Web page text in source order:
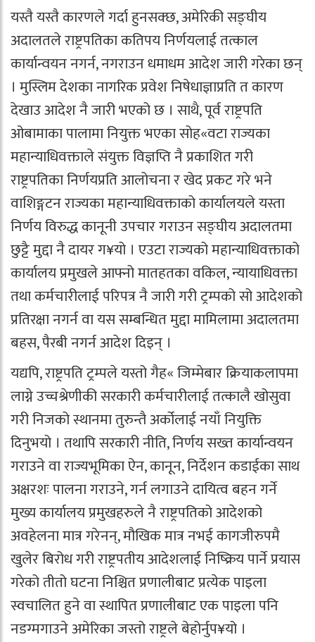
यस्तै यस्तै कारणले गर्दा हुनसक्छ, अमेरिकी सङ्घीय
अदालतले राष्ट्रपतिका कतिपय निर्णयलाई तत्काल
कार्यान्वयन नगर्न, नगराउन धमाधम आदेश जारी गरेका छन्
। मुस्लिम देशका नागरिक प्रवेश निषेधाज्ञाप्रति त कारण
देखाउ आदेश नै जारी भएको छ । साथै, पूर्व राष्ट्रपति
ओबामाका पालामा नियुक्त भएका सोह«वटा राज्यका
महान्याधिवक्ताले संयुक्त विज्ञप्ति नै प्रकाशित गरी
राष्ट्रपतिका निर्णयप्रति आलोचना र खेद प्रकट गरे भने
वाशिङ्गटन राज्यका महान्याधिवक्ताको कार्यालयले यस्ता
निर्णय विरुद्ध कानूनी उपचार गराउन सङ्घीय अदालतमा
छुट्टै मुद्दा नै दायर ग¥यो । एउटा राज्यको महान्याधिवक्ताको
कार्यालय प्रमुखले आफ्नो मातहतका वकिल, न्यायाधिवक्ता
तथा कर्मचारीलाई परिपत्र नै जारी गरी ट्रम्पको सो आदेशको
प्रतिरक्षा नगर्न वा यस सम्बन्धित मुद्दा मामिलामा अदालतमा
बहस, पैरबी नगर्न आदेश दिइन् ।
यद्यपि, राष्ट्रपति ट्रम्पले यस्तो गैह« जिम्मेबार क्रियाकलापमा
लाग्ने उच्चश्रेणीकी सरकारी कर्मचारीलाई तत्कालै खोसुवा
गरी निजको स्थानमा तुरुन्तै अर्कोलाई नयाँ नियुक्ति
दिनुभयो । तथापि सरकारी नीति, निर्णय सख्त कार्यान्वयन
गराउने वा राज्यभूमिका ऐन, कानून, निर्देशन कडाईका साथ
अक्षरशः पालना गराउने, गर्न लगाउने दायित्व बहन गर्ने
मुख्य कार्यालय प्रमुखहरुले नै राष्ट्रपतिको आदेशको
अवहेलना मात्र गरेनन्, मौखिक मात्र नभई कागजीरुपमै
खुलेर बिरोध गरी राष्ट्रपतीय आदेशलाई निष्क्रिय पार्ने प्रयास
गरेको तीतो घटना निश्चित प्रणालीबाट प्रत्येक पाइला
स्वचालित हुने वा स्थापित प्रणालीबाट एक पाइला पनि
नडग्मगाउने अमेरिका जस्तो राष्ट्रले बेहोर्नुप¥यो ।